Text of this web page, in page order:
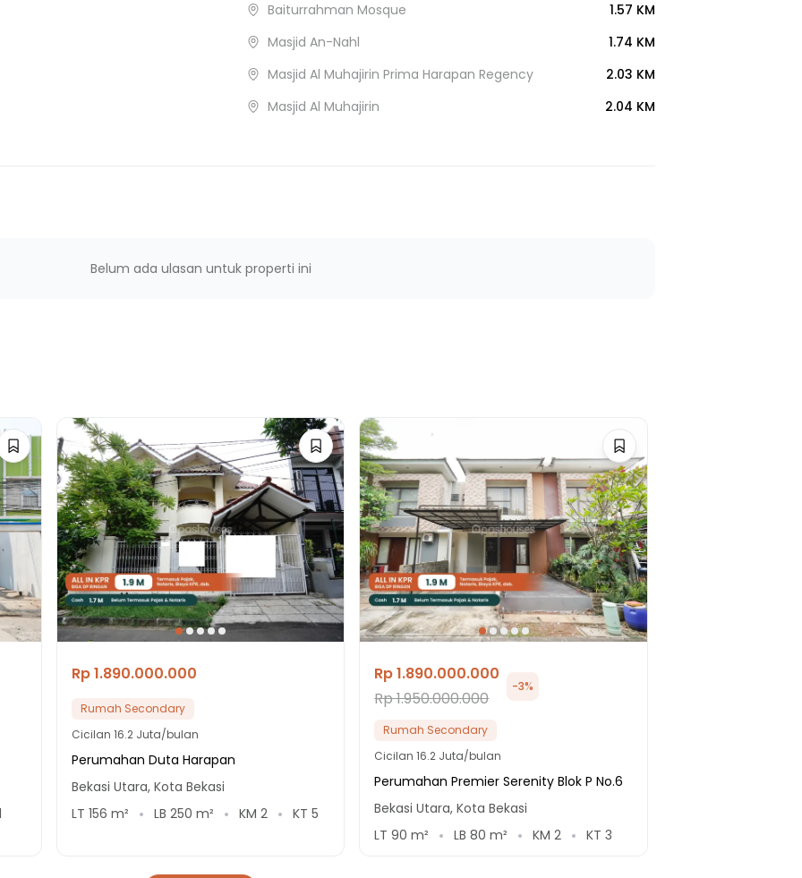
Baiturrahman Mosque
1.57 KM
Masjid An-Nahl
1.74 KM
Masjid Al Muhajirin Prima Harapan Regency
2.03 KM
Masjid Al Muhajirin
2.04 KM
Belum ada ulasan untuk properti ini
Rp 1.890.000.000
Rumah Secondary
Cicilan 16.2 Juta/bulan
Perumahan Duta Harapan
Bekasi Utara, Kota Bekasi
LT 156 m² LB 250 m² KM 2 KT 5
Rp 1.890.000.000
Rp 1.950.000.000
-3%
Rumah Secondary
Cicilan16.2 Juta/bulan
Perumahan Premier Serenity Blok P No.6
Bekasi Utara, Kota Bekasi
LT90 m² LB80 m² KM2 KT3